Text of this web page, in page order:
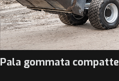
Pala gommata compatte